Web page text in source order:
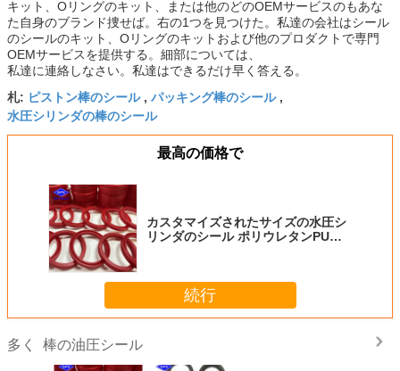
キット、Oリングのキット、または他のどのOEMサービスのもあな
た自身のブランド捜せば。右の1つを見つけた。私達の会社はシール
のシールのキット、Oリングのキットおよび他のプロダクトで専門
OEMサービスを提供する。細部については、
私達に連絡しなさい。私達はできるだけ早く答える。
札: ピストン棒のシール, パッキング棒のシール,
水圧シリンダの棒のシール
最高の価格で
カスタマイズされたサイズの水圧シ
リンダのシール ポリウレタンPU国
続行
多く 棒の油圧シール